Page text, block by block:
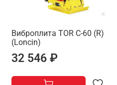
Виброплита TOR C-60 (R)
(Loncin)
32 546 ₽